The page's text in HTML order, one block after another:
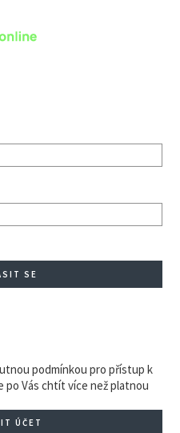
podmínkou pro přístup k
po Vás chtít více než platnou
ÚČET